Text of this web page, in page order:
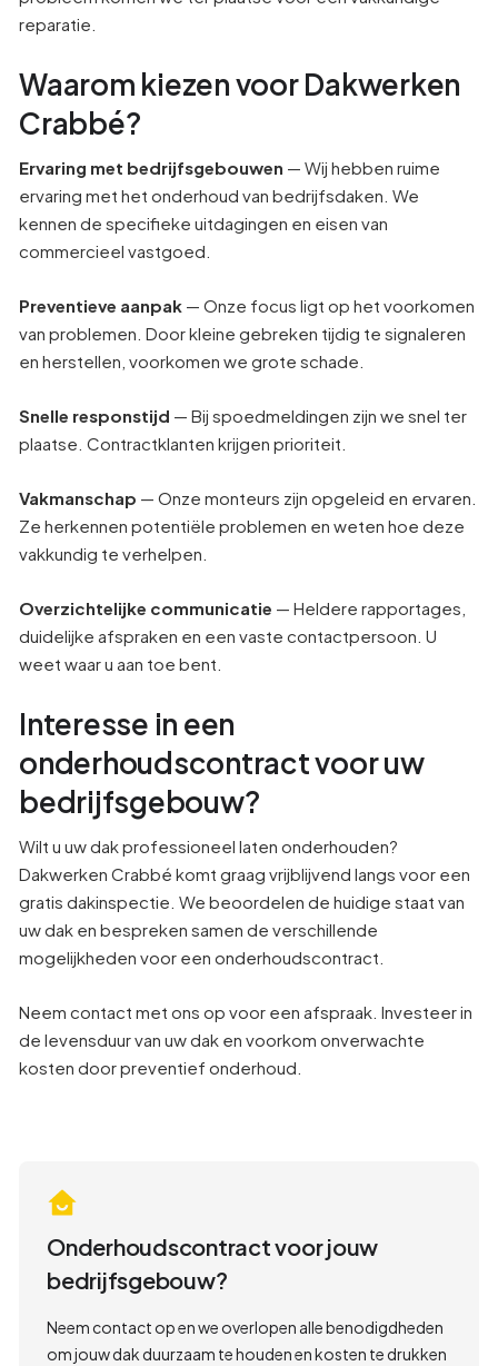
reparatie.
Waarom kiezen voor Dakwerken
Crabbé?
Ervaring met bedrijfsgebouwen — Wij hebben ruime
ervaring met het onderhoud van bedrijfsdaken. We
kennen de specifieke uitdagingen en eisen van
commercieel vastgoed.
Preventieve aanpak — Onze focus ligt op het voorkomen
van problemen. Door kleine gebreken tijdig te signaleren
en herstellen, voorkomen we grote schade.
Snelle responstijd — Bij spoedmeldingen zijn we snel ter
plaatse. Contractklanten krijgen prioriteit.
Vakmanschap — Onze monteurs zijn opgeleid en ervaren.
Ze herkennen potentiële problemen en weten hoe deze
vakkundig te verhelpen.
Overzichtelijke communicatie — Heldere rapportages,
duidelijke afspraken en een vaste contactpersoon. U
weet waar u aan toe bent.
Interesse in een
onderhoudscontract voor uw
bedrijfsgebouw?
Wilt u uw dak professioneel laten onderhouden?
Dakwerken Crabbé komt graag vrijblijvend langs voor een
gratis dakinspectie. We beoordelen de huidige staat van
uw dak en bespreken samen de verschillende
mogelijkheden voor een onderhoudscontract.
Neem contact met ons op voor een afspraak. Investeer in
de levensduur van uw dak en voorkom onverwachte
kosten door preventief onderhoud.
Onderhoudscontract voor jouw
bedrijfsgebouw?
Neem contact op en we overlopen alle benodigdheden
om jouw dak duurzaam te houden en kosten te drukken